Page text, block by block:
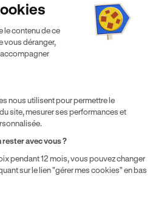
le contenu de ce
vous déranger,
nous utilisent pour permettre le
site, mesurer ses performances et
avec vous ?
pendant 12 mois, vous pouvez changer
sur le lien "gérer mes cookies" en bas